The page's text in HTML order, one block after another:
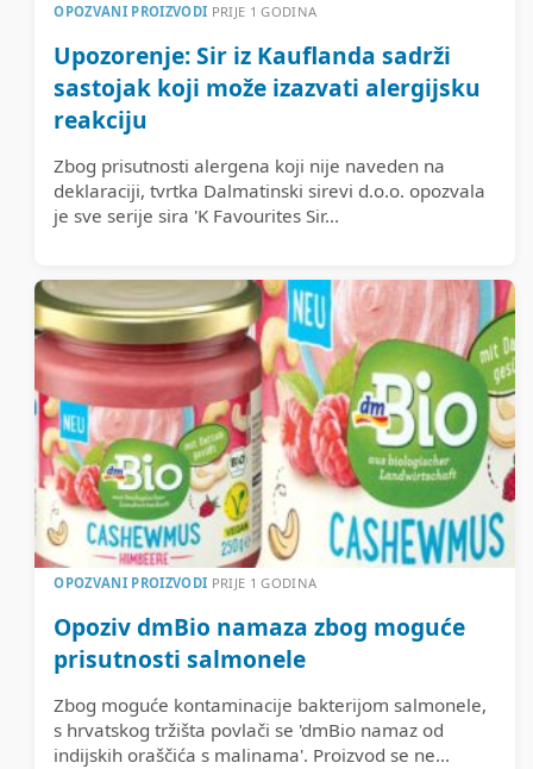
OPOZVANI PROIZVODI PRIJE 1 GODINA
Upozorenje: Sir iz Kauflanda sadrži
sastojak koji može izazvati alergijsku
reakciju
Zbog prisutnosti alergena koji nije naveden na
deklaraciji, tvrtka Dalmatinski sirevi d.o.o. opozvala
je sve serije sira 'K Favourites Sir...
OPOZVANI PROIZVODI PRIJE 1 GODINA
Opoziv dmBio namaza zbog moguće
prisutnosti salmonele
Zbog moguće kontaminacije bakterijom salmonele,
s hrvatskog tržišta povlači se 'dmBio namaz od
indijskih oraščića s malinama'. Proizvod se ne...